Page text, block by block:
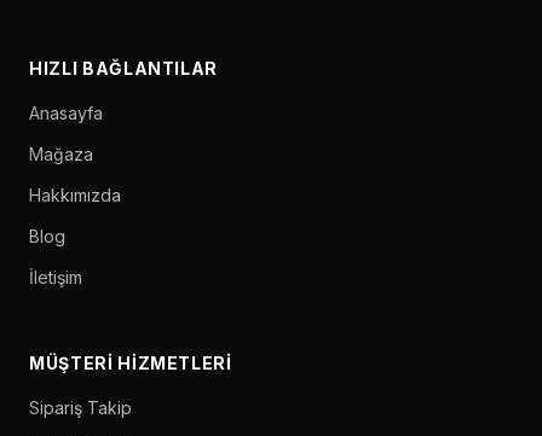
HIZLI BAĞLANTILAR
Anasayfa
Mağaza
Hakkımızda
Blog
İletişim
MÜŞTERI HIZMETLERI
Sipariş Takip